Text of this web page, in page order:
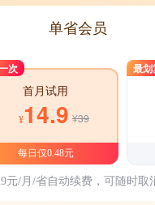
单省会员
次
首月试用
¥14.9 ¥39
每日仅0.48元
最划
元/月/省自动续费，可随时取